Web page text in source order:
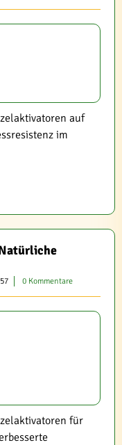
auf
im
0 Kommentare
für